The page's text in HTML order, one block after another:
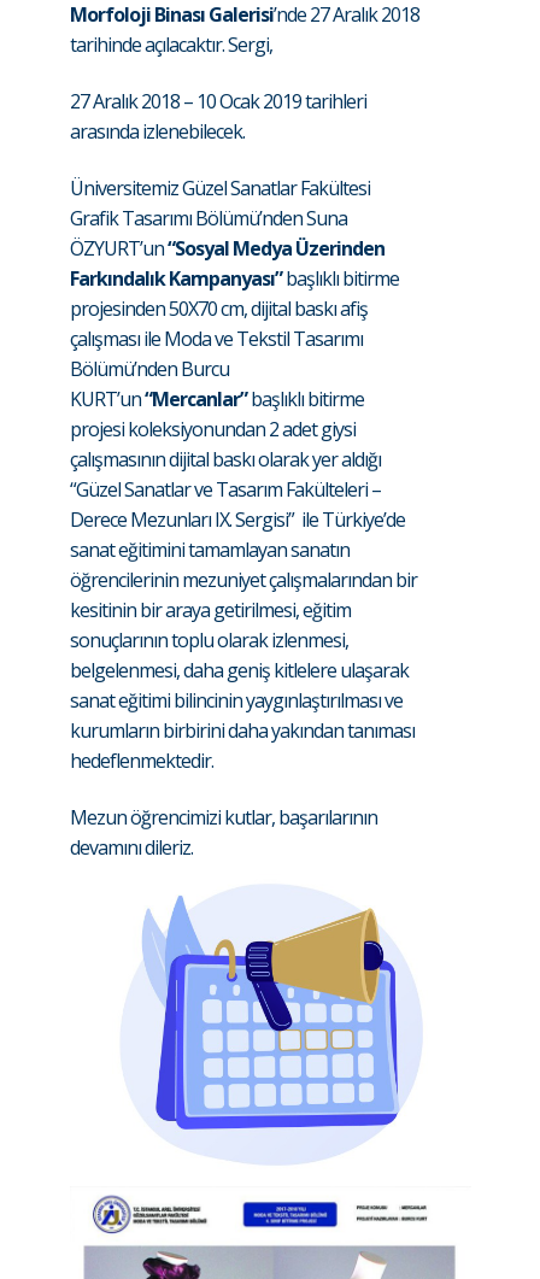
Morfoloji Binası Galerisi’nde 27 Aralık 2018
tarihinde açılacaktır. Sergi,
27 Aralık 2018 – 10 Ocak 2019 tarihleri
arasında izlenebilecek.
Üniversitemiz Güzel Sanatlar Fakültesi
Grafik Tasarımı Bölümü’nden Suna
ÖZYURT’un“Sosyal Medya Üzerinden
Farkındalık Kampanyası”başlıklı bitirme
projesinden 50X70 cm, dijital baskı afiş
çalışması ile Moda ve Tekstil Tasarımı
Bölümü’nden Burcu
KURT’un“Mercanlar”başlıklı bitirme
projesi koleksiyonundan 2 adet giysi
çalışmasının dijital baskı olarak yer aldığı
“Güzel Sanatlar ve Tasarım Fakülteleri –
Derece Mezunları IX. Sergisi” ile Türkiye’de
sanat eğitimini tamamlayan sanatın
öğrencilerinin mezuniyet çalışmalarından bir
kesitinin bir araya getirilmesi, eğitim
sonuçlarının toplu olarak izlenmesi,
belgelenmesi, daha geniş kitlelere ulaşarak
sanat eğitimi bilincinin yaygınlaştırılması ve
kurumların birbirini daha yakından tanıması
hedeflenmektedir.
Mezun öğrencimizi kutlar, başarılarının
devamını dileriz.